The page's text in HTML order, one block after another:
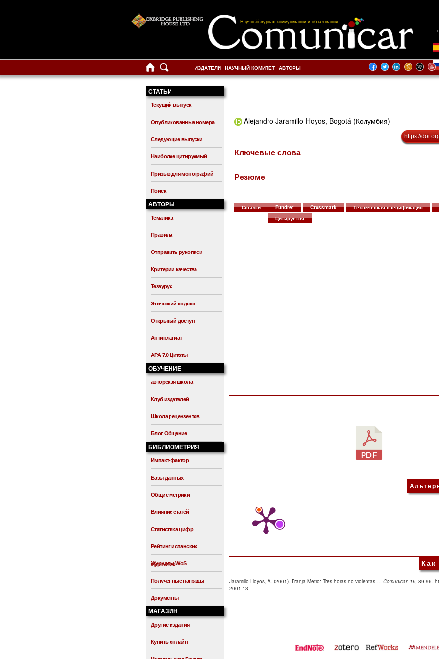
Научный журнал коммуникации и образования
ИЗДАТЕЛИ НАУЧНЫЙ КОМИТЕТ АВТОРЫ
СТАТЬИ
Текущий выпуск
Опубликованные номера
Следующие выпуски
Наиболее цитируемый
Призыв для монографий
Поиск
АВТОРЫ
Тематика
Правила
Отправить рукописи
Критерии качества
Тезаурус
Этический кодекс
Открытый доступ
Антиплагиат
APA 7.0 Цитаты
ОБУЧЕНИЕ
авторская школа
Клуб издателей
Школа рецензентов
Блог Общение
БИБЛИОМЕТРИЯ
Импакт-фактор
Базы данных
Общие метрики
Влияние статей
Статистика цифр
Рейтинг испанских
журналов
Журналы WoS
Полученные награды
Документы
МАГАЗИН
Другие издания
Купить онлайн
Alejandro Jaramillo-Hoyos, Bogotá (Колумбия)
https://
Ключевые слова
Резюме
Ссылки Fundref Crossmark Техническая спецификация
Цитируется
Как
Jaramillo-Hoyos, A. (2001). Franja Metro: Tres horas no violentas…. Comunicar, 16, 89-96.
2001-13